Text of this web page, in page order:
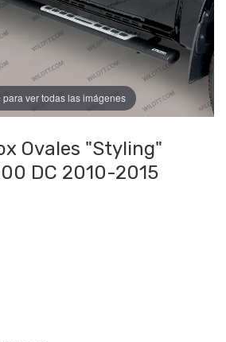
para ver todas las imágenes
Ovales "Styling"
DC 2010-2015